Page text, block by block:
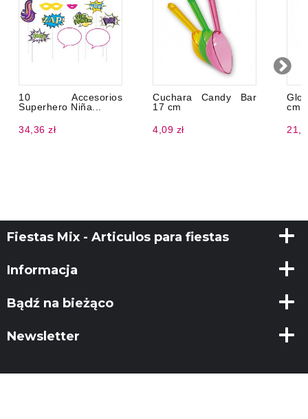
10 Accesorios
Superhero Niña...
34,36 zł
Cuchara Candy Bar
17 cm
4,09 zł
cm
Fiestas Mix - Articulos para fiestas
Informacja
Bądź na bieżąco
Newsletter